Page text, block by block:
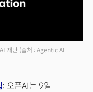
재단 (출처 : Agentic AI
: 오픈AI는 9일